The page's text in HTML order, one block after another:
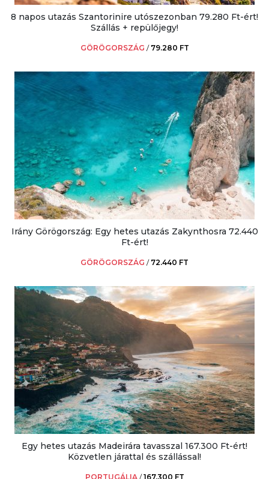
8 napos utazás Szantorinire utószezonban 79.280 Ft-ért!
Szállás + repülőjegy!
GÖRÖGORSZÁG / 79.280 FT
Irány Görögország: Egy hetes utazás Zakynthosra 72.440
Ft-ért!
GÖRÖGORSZÁG / 72.440 FT
Egy hetes utazás Madeirára tavasszal 167.300 Ft-ért!
Közvetlen járattal és szállással!
PORTUGÁLIA /167.300 FT